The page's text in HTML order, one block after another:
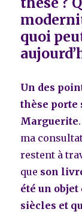
quoi
Un des
thèse porte
Marguerite.
ma
restent à
que son
été un
siècles et